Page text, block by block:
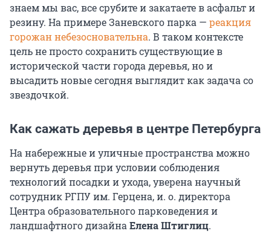
знаем мы вас, все срубите и закатаете в асфальт и
резину. На примере Заневского парка — реакция
горожан небезосновательна. В таком контексте
цель не просто сохранить существующие в
исторической части города деревья, но и
высадить новые сегодня выглядит как задача со
звездочкой.
Как сажать деревья в центре Петербурга
На набережные и уличные пространства можно
вернуть деревья при условии соблюдения
технологий посадки и ухода, уверена научный
сотрудник РГПУ им. Герцена, и. о. директора
Центра образовательного парковедения и
ландшафтного дизайна Елена Штиглиц.